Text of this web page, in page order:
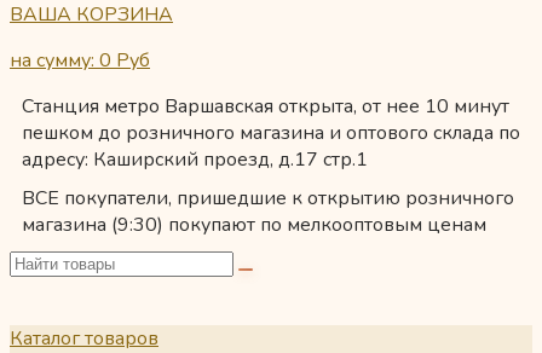
ВАША КОРЗИНА
на сумму: 0 Руб
Станция метро Варшавская открыта, от нее 10 минут
пешком до розничного магазина и оптового склада по
адресу: Каширский проезд, д.17 стр.1
ВСЕ покупатели, пришедшие к открытию розничного
магазина (9:30) покупают по мелкооптовым ценам
Каталог товаров